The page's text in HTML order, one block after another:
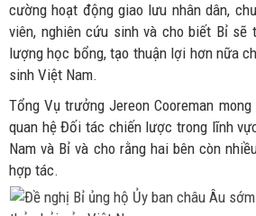
cường hoạt động giao lưu nhân dân,
viên, nghiên cứu sinh và cho biết Bỉ
lượng học bổng, tạo thuận lợi hơn nữa
sinh Việt Nam.
Tổng Vụ trưởng Jereon Cooreman
quan hệ Đối tác chiến lược trong lĩnh
Nam và Bỉ và cho rằng hai bên còn
hợp tác.